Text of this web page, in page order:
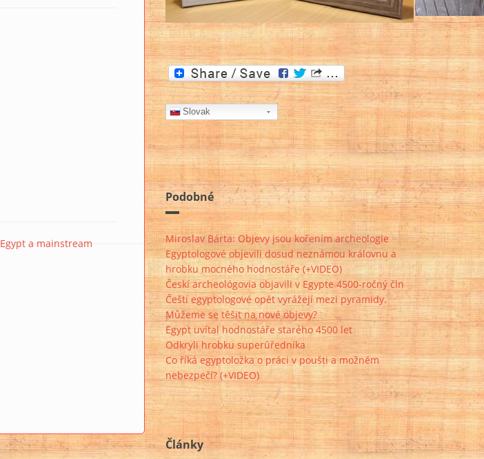
Egypt a mainstream
Slovak
Podobné
Miroslav Bárta: Objevy jsou kořením archeologie
Egyptologové objevili dosud neznámou královnu a
hrobku mocného hodnostáře (+VIDEO)
Českí archeológovia objavili v Egypte 4500-ročný čln
Čeští egyptologové opět vyrážejí mezi pyramidy.
Můžeme se těšit na nové objevy?
Egypt uvítal hodnostáře starého 4500 let
Odkryli hrobku superúředníka
Co říká egyptoložka o práci v poušti a možném
nebezpečí? (+VIDEO)
Články